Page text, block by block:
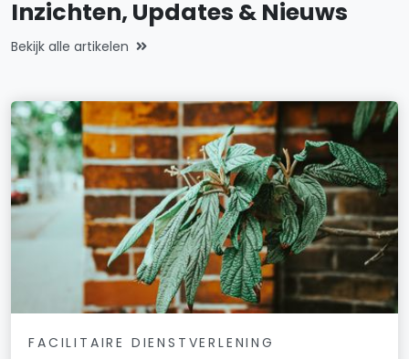
Inzichten, Updates & Nieuws
Bekijk alle artikelen
FACILITAIRE DIENSTVERLENING